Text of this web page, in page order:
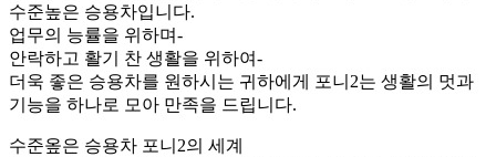
수준높은 승용차입니다.
업무의 능률을 위하며-
안락하고 활기 찬 생활을 위하여-
더욱 좋은 승용차를 원하시는 귀하에게 포니2는 생활의 멋과
기능을 하나로 모아 만족을 드립니다.
수준옾은 승용차 포니2의 세계